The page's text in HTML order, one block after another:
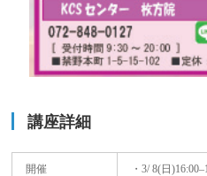
講座詳細
開催
・3/ 8(日